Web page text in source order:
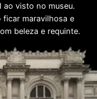
ao visto no museu.
ficar maravilhosa e
beleza e requinte.